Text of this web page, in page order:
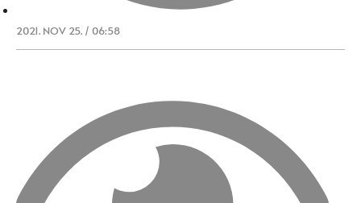
2021. NOV 25. / 06:58